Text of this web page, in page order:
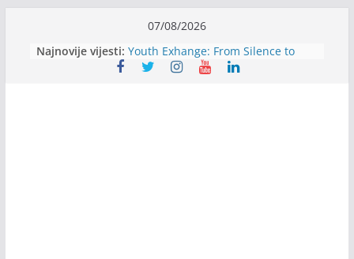
content
07/08/2026
Najnovije vijesti: Future
Youth Exhange: From Silence to